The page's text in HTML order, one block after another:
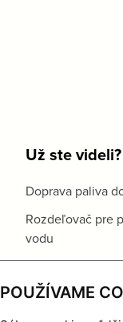
POUŽÍVAME
Už ste videli?
Doprava paliva
Rozdeľovač pre
vodu